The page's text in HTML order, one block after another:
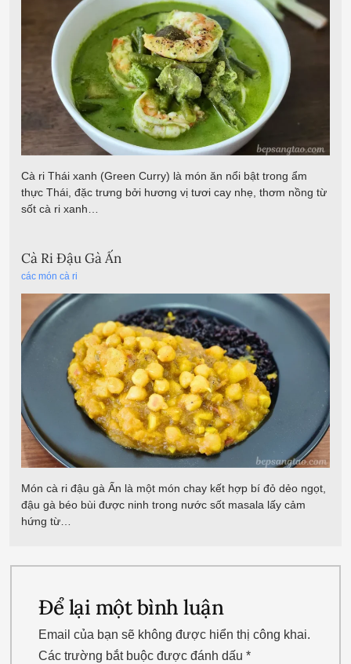
Cà ri Thái xanh (Green Curry) là món ăn nổi bật trong ẩm
thực Thái, đặc trưng bởi hương vị tươi cay nhẹ, thơm nồng từ
sốt cà ri xanh…
Cà Ri Đậu Gà Ấn
các món cà ri
Món cà ri đậu gà Ấn là một món chay kết hợp bí đỏ dẻo ngọt,
đậu gà béo bùi được ninh trong nước sốt masala lấy cảm
hứng từ…
Để lại một bình luận
Email của bạn sẽ không được hiển thị công khai.
Các trường bắt buộc được đánh dấu*